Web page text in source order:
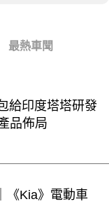
最熱車聞
給印度塔塔研發
品佈局
《Kia》電動車